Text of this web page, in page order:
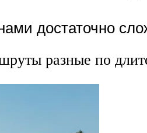
достаточно
разные по